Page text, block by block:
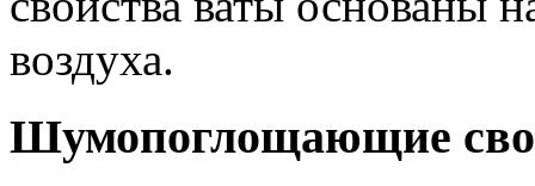
воздуха.
Шумопоглощающие